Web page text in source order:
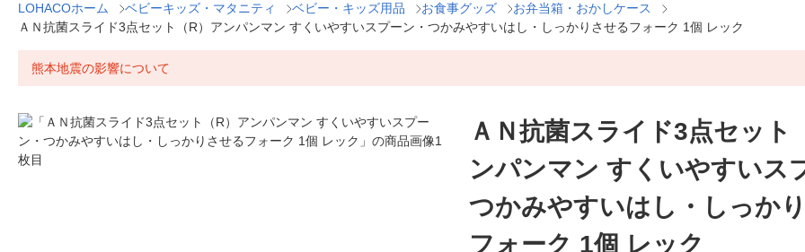
LOHACOホーム ベビーキッズ・マタニティ ベビー・キッズ用品 お食事グッズ
お弁当箱・おかしケース
ＡＮ抗菌スライド3点セット（R）アンパンマン すくいやすいスプーン・つかみやすいはし・しっかりさせるフォーク 1個 レック
熊本地震の影響について
ＡＮ抗菌スライド3点セット
ンパンマン すくいやすいス
つかみやすいはし・しっか
フォーク 1個 レック